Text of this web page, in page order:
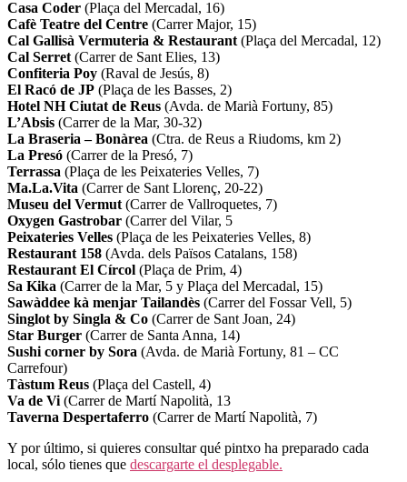
Casa Coder (Plaça del Mercadal, 16)
Cafè Teatre del Centre (Carrer Major, 15)
Cal Gallisà Vermuteria & Restaurant (Plaça del Mercadal, 12)
Cal Serret (Carrer de Sant Elies, 13)
Confiteria Poy (Raval de Jesús, 8)
El Racó de JP (Plaça de les Basses, 2)
Hotel NH Ciutat de Reus (Avda. de Marià Fortuny, 85)
L’Absis (Carrer de la Mar, 30-32)
La Braseria – Bonàrea (Ctra. de Reus a Riudoms, km 2)
La Presó (Carrer de la Presó, 7)
Terrassa (Plaça de les Peixateries Velles, 7)
Ma.La.Vita (Carrer de Sant Llorenç, 20-22)
Museu del Vermut (Carrer de Vallroquetes, 7)
Oxygen Gastrobar (Carrer del Vilar, 5
Peixateries Velles (Plaça de les Peixateries Velles, 8)
Restaurant 158 (Avda. dels Països Catalans, 158)
Restaurant El Círcol (Plaça de Prim, 4)
Sa Kika (Carrer de la Mar, 5 y Plaça del Mercadal, 15)
Sawàddee kà menjar Tailandès (Carrer del Fossar Vell, 5)
Singlot by Singla & Co (Carrer de Sant Joan, 24)
Star Burger (Carrer de Santa Anna, 14)
Sushi corner by Sora (Avda. de Marià Fortuny, 81 – CC
Carrefour)
Tàstum Reus (Plaça del Castell, 4)
Va de Vi (Carrer de Martí Napolità, 13
Taverna Despertaferro (Carrer de Martí Napolità, 7)
Y por último, si quieres consultar qué pintxo ha preparado cada
local, sólo tienes que descargarte el desplegable.